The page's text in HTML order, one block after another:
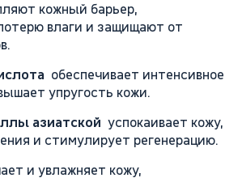
кожный барьер,
влаги и защищают от
обеспечивает интенсивное
упругость кожи.
азиатской успокаивает кожу,
и стимулирует регенерацию.
и увлажняет кожу,